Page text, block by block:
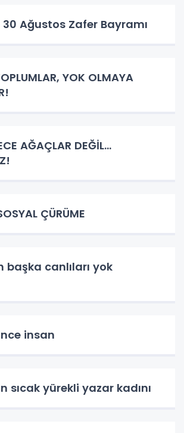
Ağustos Zafer Bayramı
YOK OLMAYA
AĞAÇLAR DEĞİL…
ÇÜRÜME
başka canlıları yok
insan
sıcak yürekli yazar kadını